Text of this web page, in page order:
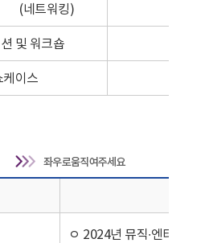
(네트워킹)
및 워크숍
케이스
지원 내용 | 구분,
ㅇ 2024년 뮤직∙엔터테인